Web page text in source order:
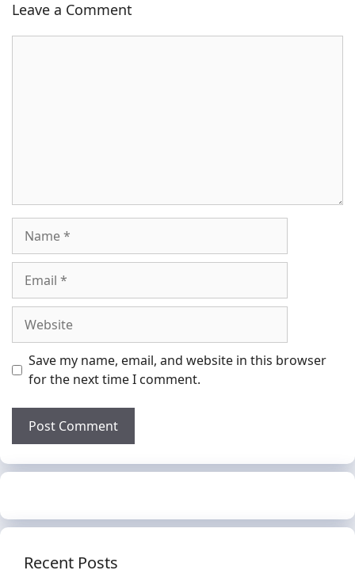
Leave a Comment
Save my name, email, and website in this browser
for the next time I comment.
Recent Posts